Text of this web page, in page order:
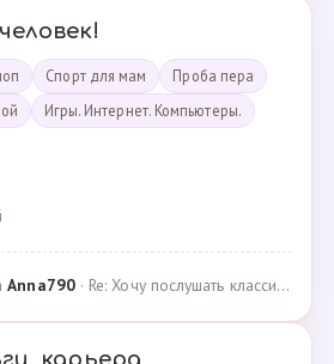
Спорт для мам
Проба пера
Игры. Интернет. Компьютеры.
Anna790· Re: Хочу послушать классику · 22.03.2025
карьера